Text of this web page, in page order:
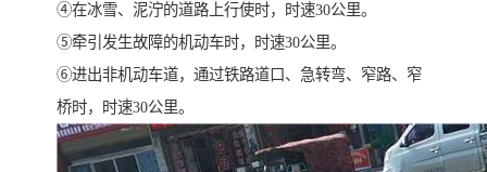
④在冰雪、泥泞的道路上行使时，时速30公里。
⑤牵引发生故障的机动车时，时速30公里。
⑥进出非机动车道，通过铁路道口、急转弯、窄路、窄
桥时，时速30公里。